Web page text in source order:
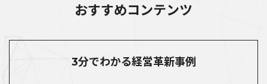
おすすめコンテンツ
3分でわかる経営革新事例